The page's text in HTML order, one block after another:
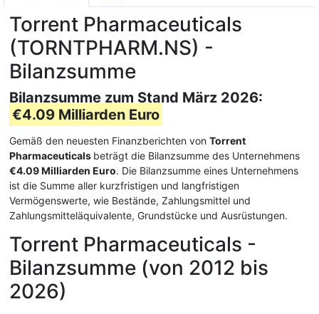
Torrent Pharmaceuticals
(TORNTPHARM.NS) -
Bilanzsumme
Bilanzsumme zum Stand März 2026:
€4.09 Milliarden Euro
Gemäß den neuesten Finanzberichten von Torrent
Pharmaceuticals beträgt die Bilanzsumme des Unternehmens
€4.09 Milliarden Euro. Die Bilanzsumme eines Unternehmens
ist die Summe aller kurzfristigen und langfristigen
Vermögenswerte, wie Bestände, Zahlungsmittel und
Zahlungsmitteläquivalente, Grundstücke und Ausrüstungen.
Torrent Pharmaceuticals -
Bilanzsumme (von 2012 bis
2026)